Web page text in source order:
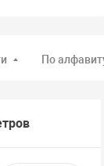
По